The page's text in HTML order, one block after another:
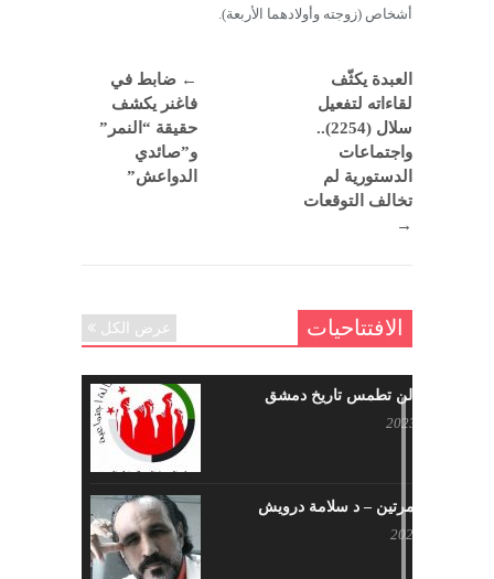
أشخاص (زوجته وأولادهما الأربعة).
← ضابط في
فاغنر يكشف
حقيقة “النمر”
و”صائدي
الدواعش”
العبدة يكثّف
لقاءاته لتفعيل
سلال (2254)..
واجتماعات
الدستورية لم
تخالف التوقعات
→
الافتتاحيات عرض الكل
حرائقكم لن تطمس تاريخ دمشق
لا تقتلونا مرتين – د سلامة درويش